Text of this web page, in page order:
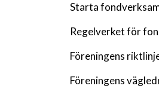
Starta
Regelverket för
Föreningens
Föreningens